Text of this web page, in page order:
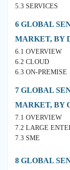
5.3 SERVICES
6 GLOBAL
MARKET, BY
6.1 OVERVIEW
6.2 CLOUD
6.3 ON-PREMISE
7 GLOBAL
MARKET, BY
7.1 OVERVIEW
7.2 LARGE
7.3 SME
8 GLOBAL